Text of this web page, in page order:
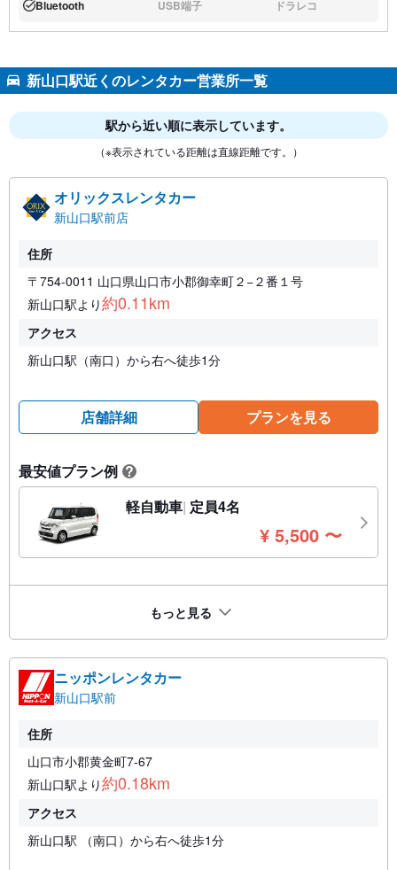
あり:Bluetooth なし:USB端子 なし:ドラレコ
新山口駅近くのレンタカー営業所一覧
駅から近い順に表示しています。
（※表示されている距離は直線距離です。）
オリックスレンタカー
新山口駅前店
住所
〒754-0011 山口県山口市小郡御幸町２−２番１号
新山口駅より約0.11km
アクセス
新山口駅（南口）から右へ徒歩1分
店舗詳細 プランを見る
最安値プラン例 ?
軽自動車 定員4名
¥ 5,500 円
〜
もっと見る
ニッポンレンタカー
新山口駅前
住所
山口市小郡黄金町7-67
新山口駅より約0.18km
アクセス
新山口駅 （南口）から右へ徒歩1分